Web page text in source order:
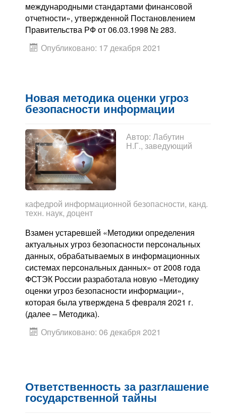
международными стандартами финансовой
отчетности», утвержденной Постановлением
Правительства РФ от 06.03.1998 № 283.
Опубликовано: 17 декабря 2021
Новая методика оценки угроз
безопасности информации
Автор: Лабутин
Н.Г., заведующий
кафедрой информационной безопасности, канд.
техн. наук, доцент
Взамен устаревшей «Методики определения
актуальных угроз безопасности персональных
данных, обрабатываемых в информационных
системах персональных данных» от 2008 года
ФСТЭК России разработала новую «Методику
оценки угроз безопасности информации»,
которая была утверждена 5 февраля 2021 г.
(далее – Методика).
Опубликовано: 06 декабря 2021
Ответственность за разглашение
государственной тайны